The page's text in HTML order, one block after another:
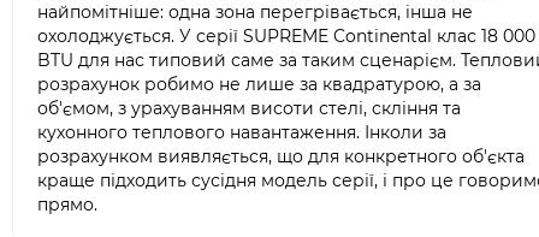
найпомітніше: одна зона перегрівається, інша не
охолоджується. У серії SUPREME Continental клас 18 000
BTU для нас типовий саме за таким сценарієм.
розрахунок робимо не лише за квадратурою, а за
об'ємом, з урахуванням висоти стелі, скління та
кухонного теплового навантаження. Інколи за
розрахунком виявляється, що для конкретного об'єкта
краще підходить сусідня модель серії, і про це
прямо.